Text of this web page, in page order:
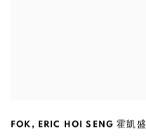
FOK , ERIC HOI SENG 霍凱盛